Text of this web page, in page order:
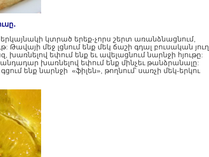
կտրած երեք-չորս շերտ առանձնացնում,
Թավայի մեջ լցնում ենք մեկ ճաշի գդալ բուսական յուղ,
խառնելով եփում ենք եւ ավելացնում նարնջի հյութը:
խառնելով եփում ենք մինչեւ թանձրանալը:
ենք նարնջի «ֆիլեն», թողնում՝ սառչի մեկ-երկու